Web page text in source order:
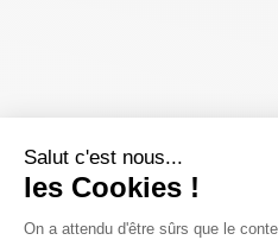
Salut c'est nous...
les Cookies !
On a attendu d'être sûrs que le